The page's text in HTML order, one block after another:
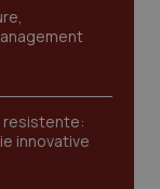
resistente:
innovative